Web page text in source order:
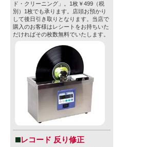
ド・クリーニング」。1枚￥499（税
別）1枚でも承ります。店頭お預かり
して後日引き取りとなります。当店で
購入のお客様はレシートをお持ちいた
だければその枚数無料でいたします。
レコード 反り修正